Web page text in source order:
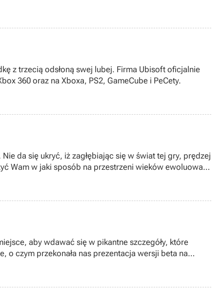
z trzecią odsłoną swej lubej. Firma Ubisoft oficjalnie
360 oraz na Xboxa, PS2, GameCube i PeCety.
da się ukryć, iż zagłębiając się w świat tej gry, prędzej
Wam w jaki sposób na przestrzeni wieków ewoluowały
aby wdawać się w pikantne szczegóły, które
o czym przekonała nas prezentacja wersji beta na